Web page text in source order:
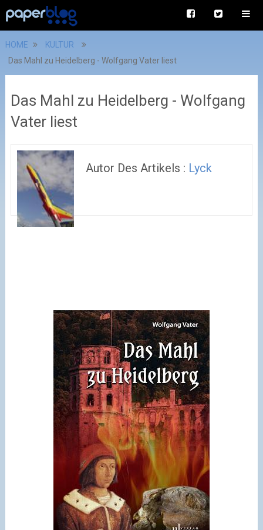
HOME
KULTUR
Das Mahl zu Heidelberg - Wolfgang Vater liest
Das Mahl zu Heidelberg - Wolfgang
Vater liest
Autor Des Artikels : Lyck